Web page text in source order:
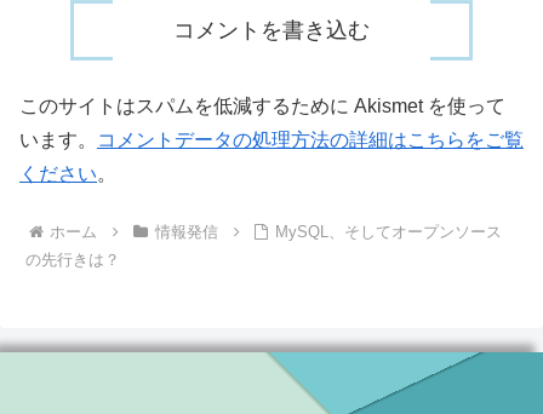
コメントを書き込む
このサイトはスパムを低減するために Akismet を使って
います。
コメントデータの処理方法の詳細はこちらをご覧
ください。
ホーム 情報発信
MySQL、そしてオープンソース
の先行きは？